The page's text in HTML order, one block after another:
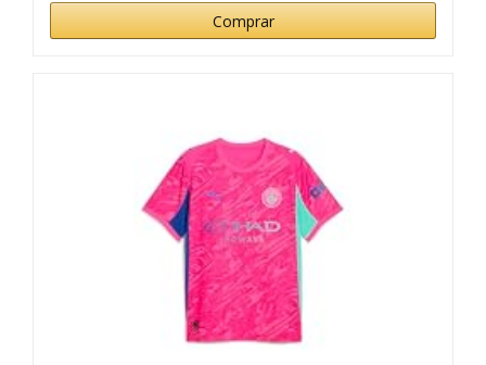
Comprar